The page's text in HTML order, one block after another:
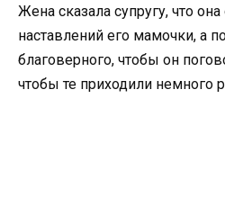
Жена сказала супругу, что она
наставлений его мамочки, а
благоверного, чтобы он
чтобы те приходили немного